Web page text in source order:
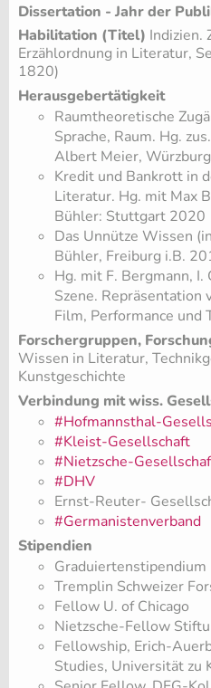
Dissertation - Jahr der
Habilitation (Titel) Indizien.
Erzählordnung in Literatur,
1820)
Herausgebertätigkeit
Raumtheoretische
Sprache, Raum. Hg.
Albert Meier,
Kredit und Bankrott in
Literatur. Hg. mit Max
Bühler: Stuttgart 2020
Das Unnütze Wissen
Bühler, Freiburg i.B.
Hg. mit F. Bergmann,
Szene. Repräsentation
Film, Performance und
Forschergruppen,
Wissen in Literatur,
Kunstgeschichte
Verbindung mit wiss.
#Hofmannsthal-
#Kleist-Gesellschaft
#Nietzsche-
#DHV
Ernst-Reuter-
#Germanistenverband
Stipendien
Graduiertenstipendium
Tremplin Schweizer
Fellow U. of Chicago
Nietzsche-Fellow
Fellowship, Erich-
Studies, Universität zu